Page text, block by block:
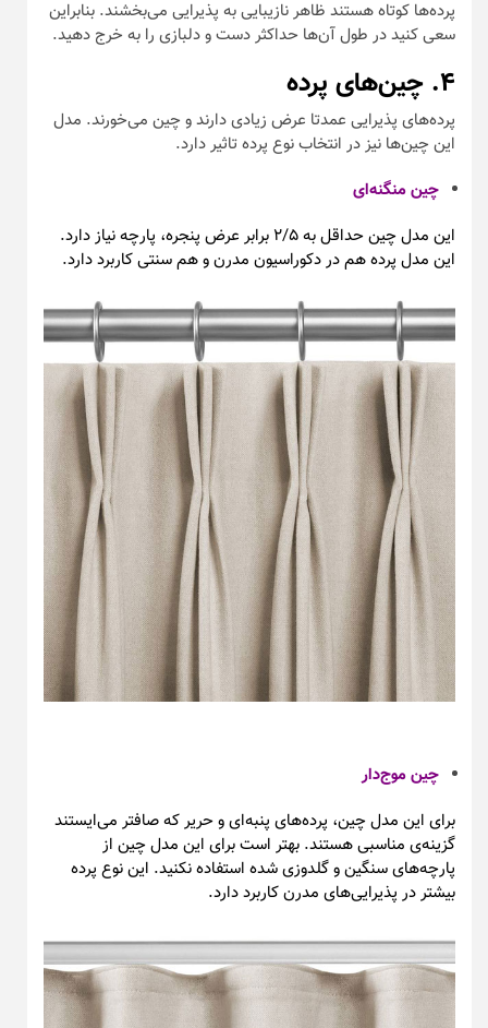
پرده‌ها کوتاه هستند ظاهر نازیبایی به پذیرایی می‌بخشند. بنابراین
سعی کنید در طول آن‌ها حداکثر دست و دلبازی را به خرج دهید.
۴. چین‌های پرده
پرده‌های پذیرایی عمدتا عرض زیادی دارند و چین می‌خورند. مدل
این چین‌ها نیز در انتخاب نوع پرده تاثیر دارد.
چین منگنه‌ای
این مدل چین حداقل به ۲/۵ برابر عرض پنجره، پارچه نیاز دارد.
این مدل پرده هم در دکوراسیون مدرن و هم سنتی کاربرد دارد.
چین موج‌دار
برای این مدل چین، پرده‌های پنبه‌ای و حریر که صافتر می‌ایستند
گزینه‌ی مناسبی هستند. بهتر است برای این مدل چین از
پارچه‌های سنگین و گلدوزی شده استفاده نکنید. این نوع پرده
بیشتر در پذیرایی‌های مدرن کاربرد دارد.